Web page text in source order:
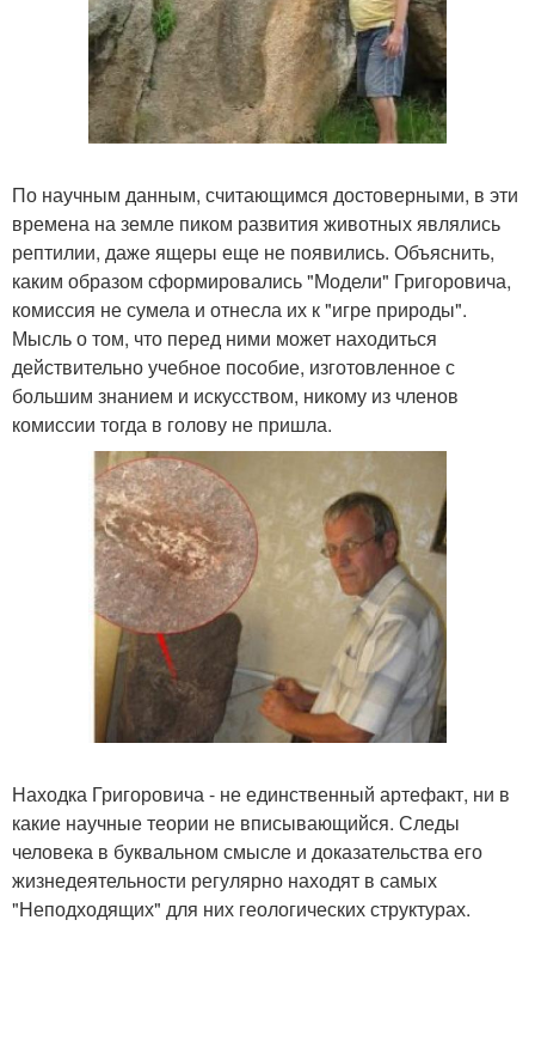
По научным данным, считающимся достоверными, в эти
времена на земле пиком развития животных являлись
рептилии, даже ящеры еще не появились. Объяснить,
каким образом сформировались "Модели" Григоровича,
комиссия не сумела и отнесла их к "игре природы".
Мысль о том, что перед ними может находиться
действительно учебное пособие, изготовленное с
большим знанием и искусством, никому из членов
комиссии тогда в голову не пришла.
Находка Григоровича - не единственный артефакт, ни в
какие научные теории не вписывающийся. Следы
человека в буквальном смысле и доказательства его
жизнедеятельности регулярно находят в самых
"Неподходящих" для них геологических структурах.